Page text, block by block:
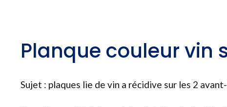
Planque couleur vin
Sujet : plaques lie de vin a récidive sur les 2